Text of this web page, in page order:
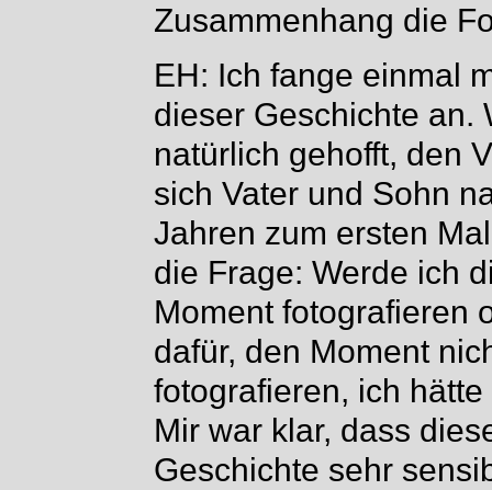
Zusammenhang die
EH: Ich fange einmal
dieser Geschichte an.
natürlich gehofft, den
sich Vater und Sohn
Jahren zum ersten
die Frage: Werde ich
Moment fotografieren
dafür, den Moment
fotografieren, ich
Mir war klar, dass
Geschichte sehr